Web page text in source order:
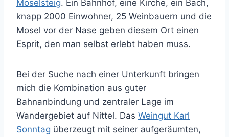
Moselsteig. Ein Bahnhof, eine Kirche, ein Bach,
knapp 2000 Einwohner, 25 Weinbauern und die
Mosel vor der Nase geben diesem Ort einen
Esprit, den man selbst erlebt haben muss.
Bei der Suche nach einer Unterkunft bringen
mich die Kombination aus guter
Bahnanbindung und zentraler Lage im
Wandergebiet auf Nittel. Das Weingut Karl
Sonntag überzeugt mit seiner aufgeräumten,